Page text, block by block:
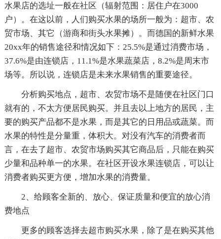
水果店的选址一般在社区（辐射范围：居住户在3000
户）。在这以前，人们购买水果的场所一般为：超市、农
贸市场、其它（游商和街头水果摊）。而德国的新鲜水果
20xx年的销售途径和情况如下：25.5%是通过消费市场，
37.6%是由连锁店，11.1%是水果蔬菜店，8.2%是周末市
场等。所以说，连锁店是未来水果销售的重要途径。
分析购买地点，超市、农贸市场不是随便在社区门口
就有的，不太方便居民购买。并且去以上地方的居民，主
要的购买产品都不是水果，而是其它的日用品或蔬菜。而
水果的特性是分量重，体积大。对没有汽车的消费者而
言，在去了超市、农贸市场购买其它商品后，只能在购买
少量和品种单一的水果。在社区开设水果连锁店，可以让
消费者购买更方便，增加水果的消费量。
2、给顾客全新的、放心、保证质量和便宜的放心消
费地点
更多的顾客选择去超市购买水果，除了是在购买其他